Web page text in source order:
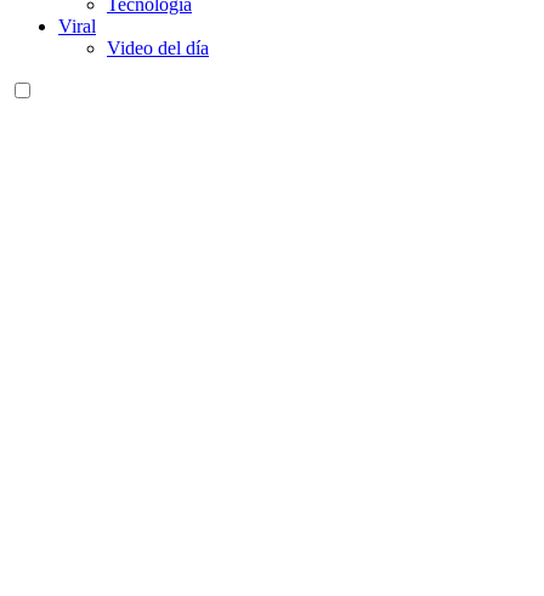
Tecnología
Viral
Video del día